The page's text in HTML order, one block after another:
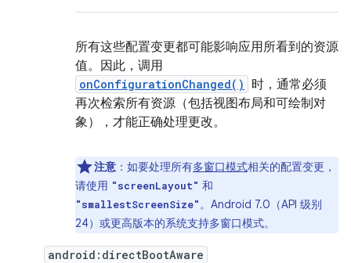
所有这些配置变更都可能影响应用所看到的资源
值。因此，调用
onConfigurationChanged()
时，通常必须
再次检索所有资源（包括视图布局和可绘制对
象），才能正确处理更改。
注意 ：如要处理所有多窗口模式相关的配置变更，
请使用 "screenLayout" 和
"smallestScreenSize"。Android 7.0（API 级别
24）或更高版本的系统支持多窗口模式。
android:directBootAware